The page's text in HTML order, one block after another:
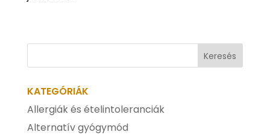
KATEGÓRIÁK
Allergiák és ételintoleranciák
Alternatív gyógymód